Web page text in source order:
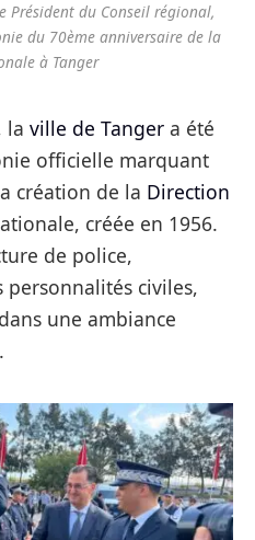
Président du Conseil régional,
du 70ème anniversaire de la
à Tanger
la ville de Tanger a été
officielle marquant
création de la Direction
créée en 1956.
de police,
personnalités civiles,
une ambiance